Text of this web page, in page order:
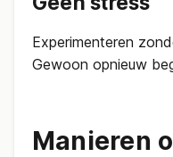
Experimenteren
Gewoon opnieuw
Manieren